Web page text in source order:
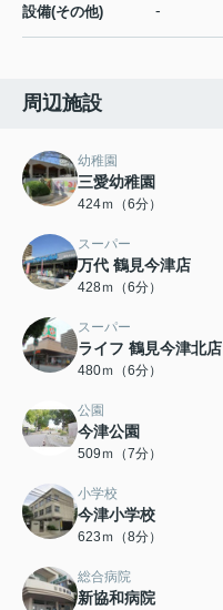
設備(その他) -
周辺施設
幼稚園
三愛幼稚園
424ｍ（6分）
スーパー
万代 鶴見今津店
428ｍ（6分）
スーパー
ライフ 鶴見今津北店
480ｍ（6分）
公園
今津公園
509ｍ（7分）
小学校
今津小学校
623ｍ（8分）
総合病院
新協和病院